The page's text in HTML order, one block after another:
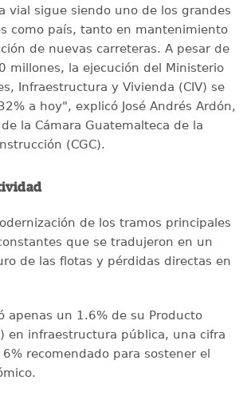
vial sigue siendo uno de los grandes
como país, tanto en mantenimiento
de nuevas carreteras. A pesar de
millones, la ejecución del Ministerio
Infraestructura y Vivienda (CIV) se
a hoy", explicó José Andrés Ardón,
la Cámara Guatemalteca de la
(CGC).
de los tramos principales
que se tradujeron en un
de las flotas y pérdidas directas en
apenas un 1.6% de su Producto
en infraestructura pública, una cifra
recomendado para sostener el